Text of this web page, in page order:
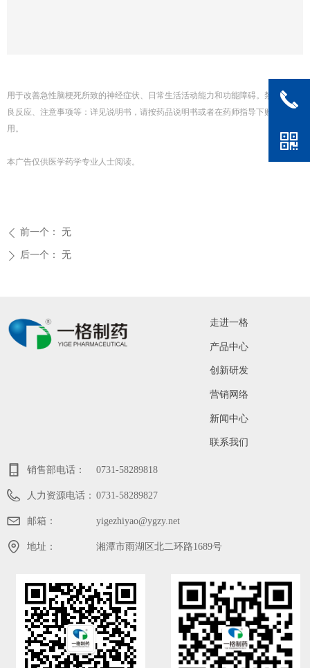
用于改善急性脑梗死所致的神经症状、日常生活活动能力和功能障碍。禁忌、不
良反应、注意事项等：详见说明书，请按药品说明书或者在药师指导下购买和使
用。
本广告仅供医学药学专业人士阅读。
ꄴ 前一个： 无
ꄲ 后一个： 无
走进一格
产品中心
创新研发
营销网络
新闻中心
联系我们
销售部电话： 0731-58289818
人力资源电话： 0731-58289827
邮箱： yigezhiyao@ygzy.net
地址： 湘潭市雨湖区北二环路1689号
끅
낃